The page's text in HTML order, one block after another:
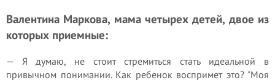
Валентина Маркова, мама четырех детей, двое из
которых приемные:
— Я думаю, не стоит стремиться стать идеальной в
привычном понимании. Как ребенок воспримет это? "Моя